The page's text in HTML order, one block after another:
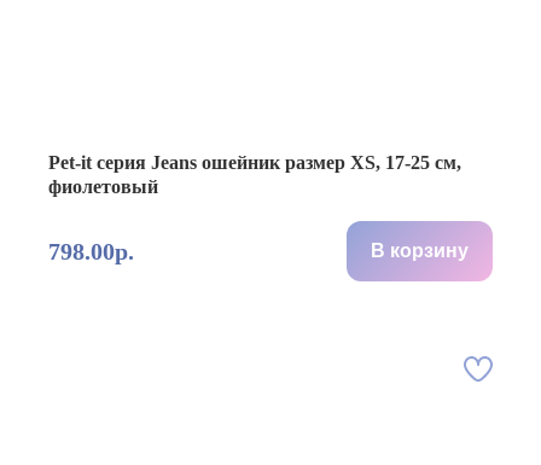
Pet-it серия Jeans ошейник размер XS, 17-25 см,
фиолетовый
798.00р. В корзину